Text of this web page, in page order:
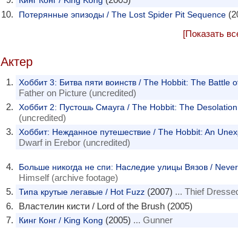
Потерянные эпизоды / The Lost Spider Pit Sequence
[Показать
Актер
Хоббит 3: Битва пяти воинств / The Hobbit: The Battle
Father on Picture (uncredited)
Хоббит 2: Пустошь Смауга / The Hobbit: The
(uncredited)
Хоббит: Нежданное путешествие / The Hobbit: An
Dwarf in Erebor (uncredited)
Больше никогда не спи: Наследие улицы Вязов /
Himself (archive footage)
Типа крутые легавые / Hot Fuzz(2007) ... Thief
Властелин кисти / Lord of the Brush (2005)
Кинг Конг / King Kong (2005) ... Gunner